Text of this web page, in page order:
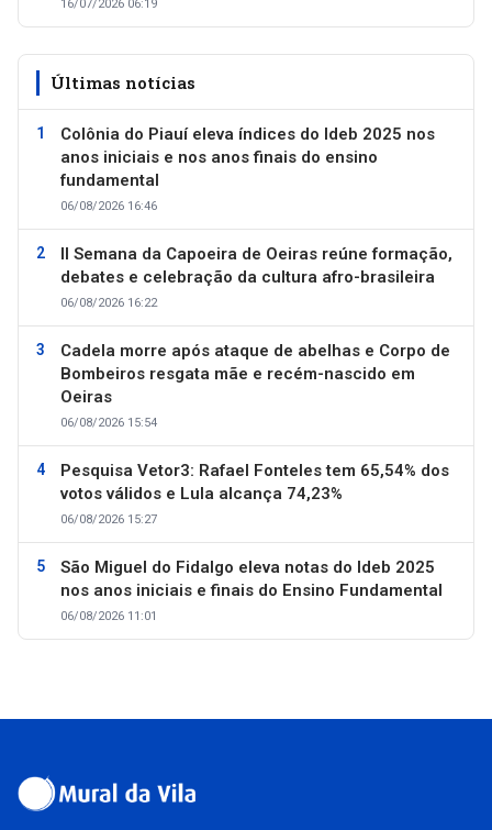
16/07/2026 06:19
Últimas notícias
Colônia do Piauí eleva índices do Ideb 2025 nos
anos iniciais e nos anos finais do ensino
fundamental
06/08/2026 16:46
II Semana da Capoeira de Oeiras reúne formação,
debates e celebração da cultura afro-brasileira
06/08/2026 16:22
Cadela morre após ataque de abelhas e Corpo de
Bombeiros resgata mãe e recém-nascido em
Oeiras
06/08/2026 15:54
Pesquisa Vetor3: Rafael Fonteles tem 65,54% dos
votos válidos e Lula alcança 74,23%
06/08/2026 15:27
São Miguel do Fidalgo eleva notas do Ideb 2025
nos anos iniciais e finais do Ensino Fundamental
06/08/2026 11:01